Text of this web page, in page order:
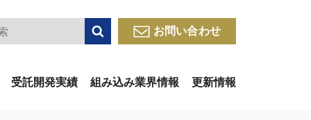
検索 お問い合わせ
受託開発実績 組み込み業界情報 更新情報